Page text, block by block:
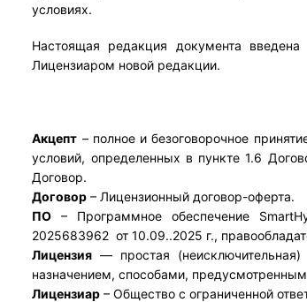
условиях.
Настоящая редакция документа
Лицензиаром новой редакции.
Акцепт – полное и безоговорочное
условий, определенных в пункте 1.6
Договор.
Договор – Лицензионный договор-оферта.
ПО – Программное обеспечение
2025683962  от 10.09..2025 г.,
Лицензия — простая
назначением, способами,
Лицензиар – Общество с ограниченной